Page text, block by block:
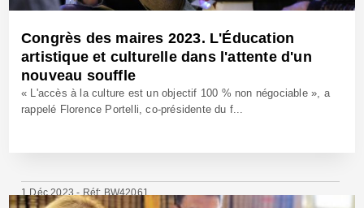
Congrès des maires 2023. L'Éducation
artistique et culturelle dans l'attente d'un
nouveau souffle
« L'accès à la culture est un objectif 100 % non négociable », a
rappelé Florence Portelli, co-présidente du f...
1 Déc 2023 - Réf: BW42061